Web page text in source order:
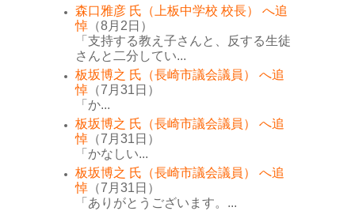
森口雅彦 氏（上板中学校 校長） へ追
悼 （8月2日）
「支持する教え子さんと、反する生徒
さんと二分してい...
板坂博之 氏（長崎市議会議員） へ追
悼 （7月31日）
「か...
板坂博之 氏（長崎市議会議員） へ追
悼 （7月31日）
「かなしい...
板坂博之 氏（長崎市議会議員） へ追
悼 （7月31日）
「ありがとうございます。...